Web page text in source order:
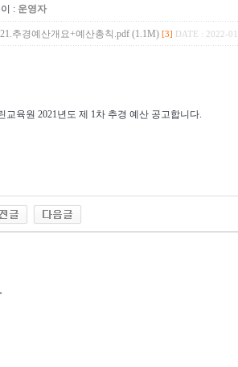
: 운영자
추경예산개요+예산총칙.pdf (1.1M) [3] DATE : 2022-
교육원 2021년도 제 1차 추경 예산 공고합니다.